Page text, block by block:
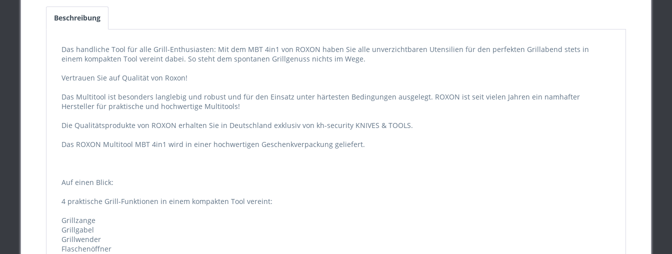
Beschreibung
Das handliche Tool für alle Grill-Enthusiasten: Mit dem MBT 4in1 von ROXON haben Sie alle unverzichtbaren Utensilien für den perfekten Grillabend stets in
einem kompakten Tool vereint dabei. So steht dem spontanen Grillgenuss nichts im Wege.
Vertrauen Sie auf Qualität von Roxon!
Das Multitool ist besonders langlebig und robust und für den Einsatz unter härtesten Bedingungen ausgelegt. ROXON ist seit vielen Jahren ein namhafter
Hersteller für praktische und hochwertige Multitools!
Die Qualitätsprodukte von ROXON erhalten Sie in Deutschland exklusiv von kh-security KNIVES & TOOLS.
Das ROXON Multitool MBT 4in1 wird in einer hochwertigen Geschenkverpackung geliefert.
Auf einen Blick:
4 praktische Grill-Funktionen in einem kompakten Tool vereint:
Grillzange
Grillgabel
Grillwender
Flaschenöffner